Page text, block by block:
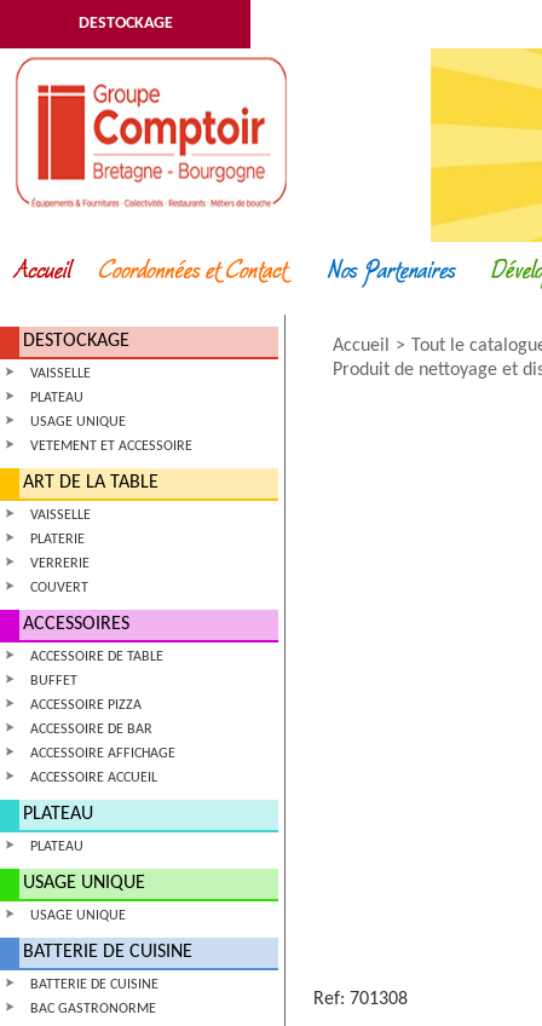
DESTOCKAGE
DESTOCKAGE
VAISSELLE
PLATEAU
USAGE UNIQUE
VETEMENT ET ACCESSOIRE
ART DE LA TABLE
VAISSELLE
PLATERIE
VERRERIE
COUVERT
ACCESSOIRES
ACCESSOIRE DE TABLE
BUFFET
ACCESSOIRE PIZZA
ACCESSOIRE DE BAR
ACCESSOIRE AFFICHAGE
ACCESSOIRE ACCUEIL
PLATEAU
PLATEAU
USAGE UNIQUE
USAGE UNIQUE
BATTERIE DE CUISINE
BATTERIE DE CUISINE
BAC GASTRONORME
Accueil
Tout le
Produit de nettoyage et
Ref: 701308